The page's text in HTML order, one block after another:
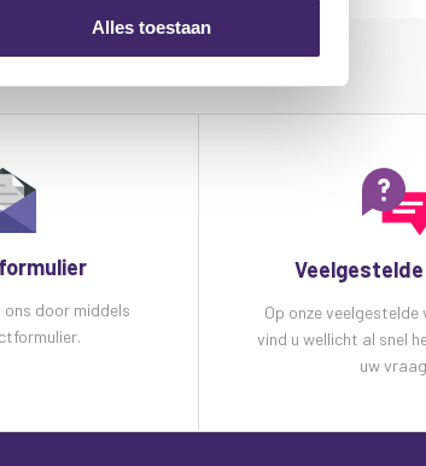
Alles toestaan
ons door middels
Op onze veelgestelde
vind u wellicht al snel
uw